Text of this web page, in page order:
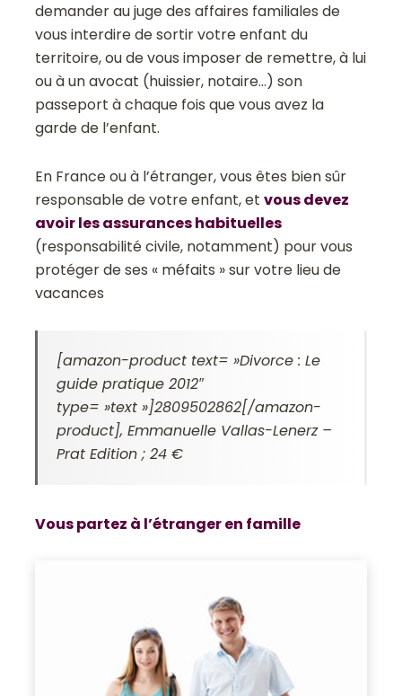
demander au juge des affaires familiales de
vous interdire de sortir votre enfant du
territoire, ou de vous imposer de remettre, à lui
ou à un avocat (huissier, notaire…) son
passeport à chaque fois que vous avez la
garde de l’enfant.
En France ou à l’étranger, vous êtes bien sûr
responsable de votre enfant, etvous devez
avoir les assurances habituelles
(responsabilité civile, notamment) pour vous
protéger de ses « méfaits » sur votre lieu de
vacances
[amazon-product text= »Divorce : Le
guide pratique 2012″
type= »text »]2809502862[/amazon-
product], Emmanuelle Vallas-Lenerz –
Prat Edition ; 24 €
Vous partez à l’étranger en famille